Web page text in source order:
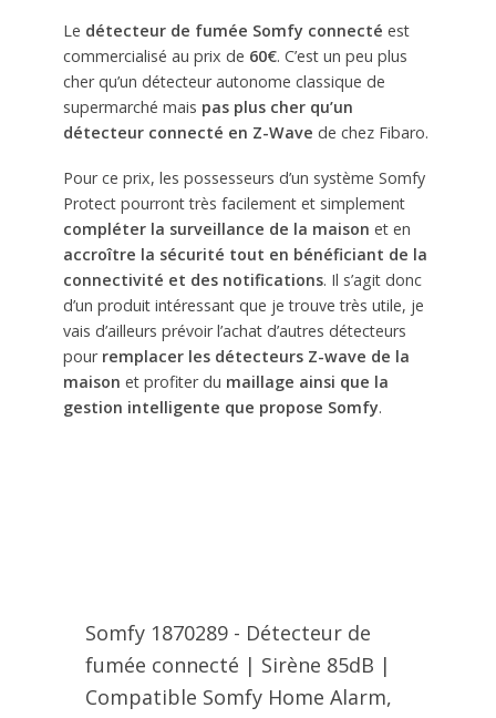
Le détecteur de fumée Somfy connecté est
commercialisé au prix de 60€. C’est un peu plus
cher qu’un détecteur autonome classique de
supermarché mais pas plus cher qu’un
détecteur connecté en Z-Wave de chez Fibaro.
Pour ce prix, les possesseurs d’un système Somfy
Protect pourront très facilement et simplement
compléter la surveillance de la maison et en
accroître la sécurité tout en bénéficiant de la
connectivité et des notifications. Il s’agit donc
d’un produit intéressant que je trouve très utile, je
vais d’ailleurs prévoir l’achat d’autres détecteurs
pour remplacer les détecteurs Z-wave de la
maison et profiter du maillage ainsi que la
gestion intelligente que propose Somfy.
Somfy 1870289 - Détecteur de
fumée connecté | Sirène 85dB |
Compatible Somfy Home Alarm,